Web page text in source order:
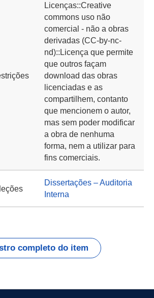
Licenças::Creative
commons uso não
comercial - não a obras
derivadas (CC-by-nc-
nd)::Licença que permite
que outros façam
download das obras
licenciadas e as
compartilhem, contanto
que mencionem o autor,
mas sem poder modificar
a obra de nenhuma
forma, nem a utilizar para
fins comerciais.
Dissertações – Auditoria
Interna
completo do item